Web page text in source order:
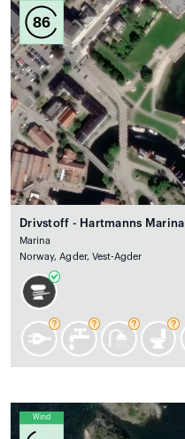
86
Drivstoff - Hartmanns Marina
Marina
Norway, Agder, Vest-Agder
Wind